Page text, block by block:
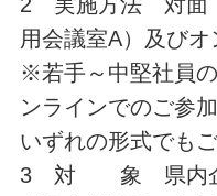
用会議室A）及びオ
※若手～中堅社員
ンラインでのご参
いずれの形式でも
3 対 象 県内企